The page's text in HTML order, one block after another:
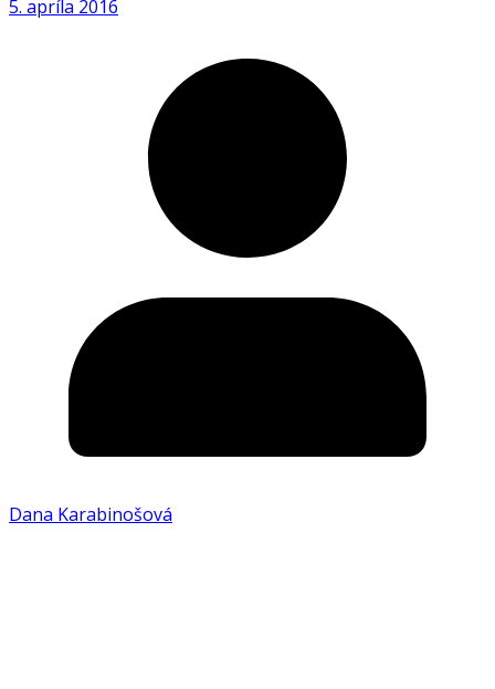
5. apríla 2016
Dana Karabinošová